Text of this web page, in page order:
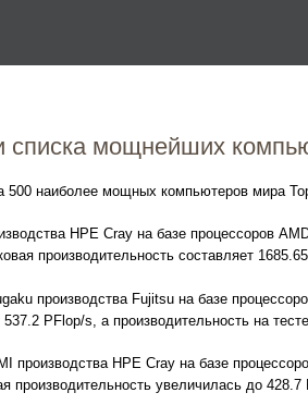
списка мощнейших
500 наиболее мощных компьютеров мира
HPE Cray на базе процессоров
производительность составляет
производства Fujitsu на базе
PFlop/s, а производительность на
производства HPE Cray на базе
увеличилась до